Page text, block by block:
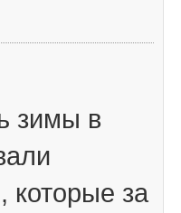
зимы в
которые за